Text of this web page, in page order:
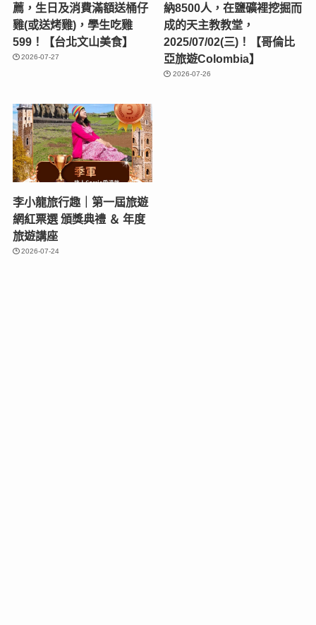
薦，生日及消費滿額送桶仔
雞(或送烤雞)，學生吃雞
599！【台北文山美食】
2026-07-27
納8500人，在鹽礦裡挖掘而
成的天主教教堂，
2025/07/02(三)！【哥倫比
亞旅遊Colombia】
2026-07-26
李小龍旅行趣｜第一屆旅遊
網紅票選 頒獎典禮 ＆ 年度
旅遊講座
2026-07-24